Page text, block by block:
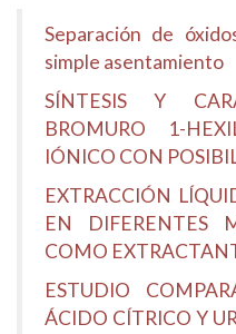
Separación de
simple asentamiento
SÍNTESIS Y
BROMURO 1-
IÓNICO CON
EXTRACCIÓN
EN DIFERENTES
COMO
ESTUDIO
ÁCIDO CÍTRICO Y